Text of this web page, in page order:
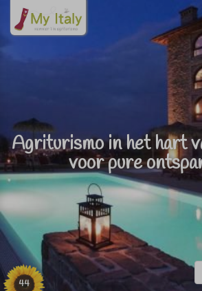
44
Agriturismo in het hart
voor pure